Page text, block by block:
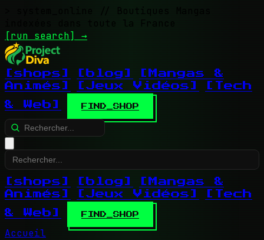
// Boutiques Mangas
indexées dans toute la France
[run search] →
[shops] [blog]
[Mangas &
Animés]
[Jeux Vidéos]
[Tech
& Web]
FIND_SHOP
[shops] [blog]
[Mangas &
Animés]
[Jeux Vidéos]
[Tech
& Web]
FIND_SHOP
Accueil